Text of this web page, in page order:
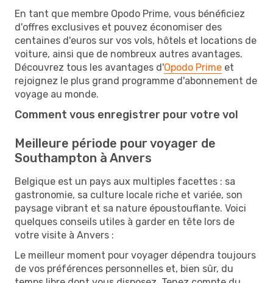
En tant que membre Opodo Prime, vous bénéficiez
d'offres exclusives et pouvez économiser des
centaines d'euros sur vos vols, hôtels et locations de
voiture, ainsi que de nombreux autres avantages.
Découvrez tous les avantages d'Opodo Prime et
rejoignez le plus grand programme d'abonnement de
voyage au monde.
Comment vous enregistrer pour votre vol
Meilleure période pour voyager de
Southampton à Anvers
Belgique est un pays aux multiples facettes : sa
gastronomie, sa culture locale riche et variée, son
paysage vibrant et sa nature époustouflante. Voici
quelques conseils utiles à garder en tête lors de
votre visite à Anvers :
Le meilleur moment pour voyager dépendra toujours
de vos préférences personnelles et, bien sûr, du